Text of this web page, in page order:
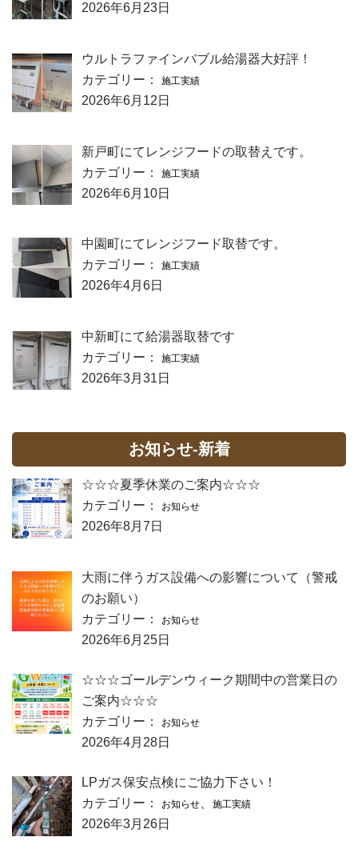
2026年6月23日
ウルトラファインバブル給湯器大好評！
カテゴリー：
施工実績
2026年6月12日
新戸町にてレンジフードの取替えです。
カテゴリー：
施工実績
2026年6月10日
中園町にてレンジフード取替です。
カテゴリー：
施工実績
2026年4月6日
中新町にて給湯器取替です
カテゴリー：
施工実績
2026年3月31日
お知らせ-新着
☆☆☆夏季休業のご案内☆☆☆
カテゴリー：
お知らせ
2026年8月7日
大雨に伴うガス設備への影響について（警戒
のお願い）
カテゴリー：
お知らせ
2026年6月25日
☆☆☆ゴールデンウィーク期間中の営業日の
ご案内☆☆☆
カテゴリー：
お知らせ
2026年4月28日
LPガス保安点検にご協力下さい！
カテゴリー：
お知らせ 施工実績
2026年3月26日